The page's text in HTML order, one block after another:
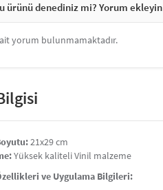
ürünü denediniz mi? Yorum ekleyin
yorum bulunmamaktadır.
21x29 cm
Yüksek kaliteli Vinil malzeme
ve Uygulama Bilgileri: